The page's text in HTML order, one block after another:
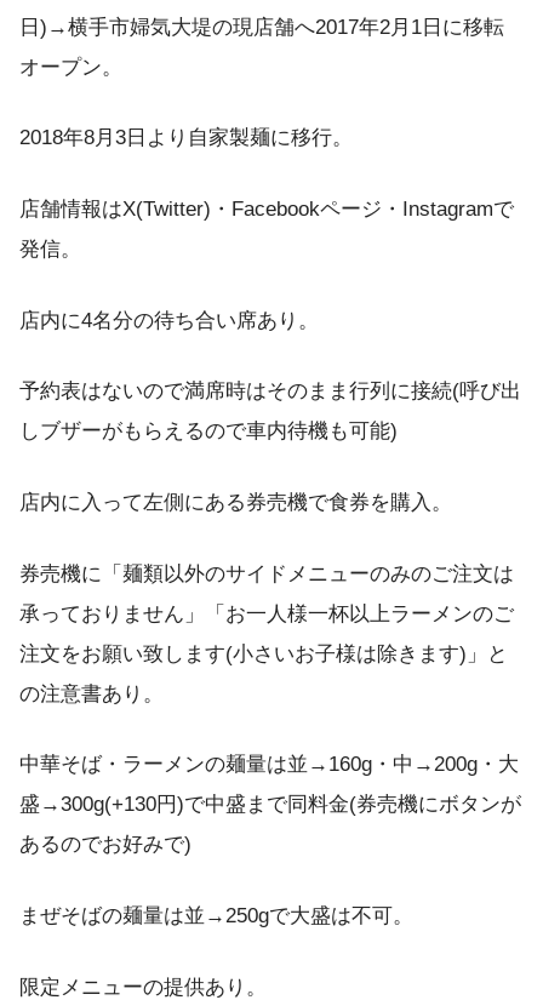
日)→横手市婦気大堤の現店舗へ2017年2月1日に移転
オープン。
2018年8月3日より自家製麺に移行。
店舗情報はX(Twitter)・Facebookページ・Instagramで
発信。
店内に4名分の待ち合い席あり。
予約表はないので満席時はそのまま行列に接続(呼び出
しブザーがもらえるので車内待機も可能)
店内に入って左側にある券売機で食券を購入。
券売機に「麺類以外のサイドメニューのみのご注文は
承っておりません」「お一人様一杯以上ラーメンのご
注文をお願い致します(小さいお子様は除きます)」と
の注意書あり。
中華そば・ラーメンの麺量は並→160g・中→200g・大
盛→300g(+130円)で中盛まで同料金(券売機にボタンが
あるのでお好みで)
まぜそばの麺量は並→250gで大盛は不可。
限定メニューの提供あり。